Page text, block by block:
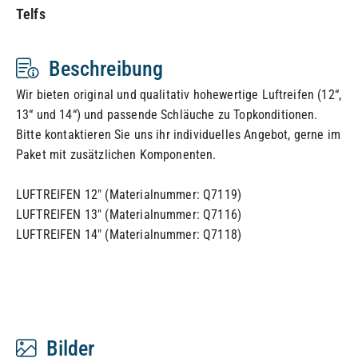
Telfs
Beschreibung
Wir bieten original und qualitativ hohewertige Luftreifen (12“,
13“ und 14“) und passende Schläuche zu Topkonditionen.
Bitte kontaktieren Sie uns ihr individuelles Angebot, gerne im
Paket mit zusätzlichen Komponenten.
LUFTREIFEN 12" (Materialnummer: Q7119)
LUFTREIFEN 13" (Materialnummer: Q7116)
LUFTREIFEN 14" (Materialnummer: Q7118)
Bilder